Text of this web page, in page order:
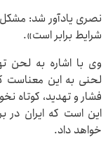
نصری یادآور شد: مشکل
شرایط برابر است».
وی با اشاره به لحن
لحنی به این معناست
فشار و تهدید، کوتاه
این است که ایران در
خواهد داد.